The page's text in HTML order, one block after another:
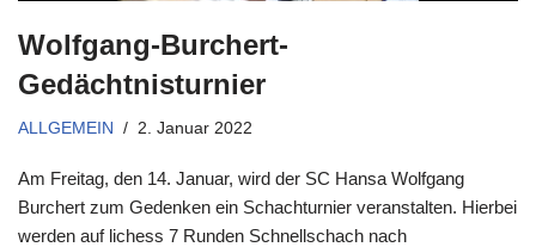
Wolfgang-Burchert-
Gedächtnisturnier
ALLGEMEIN 2. Januar 2022
Am Freitag, den 14. Januar, wird der SC Hansa Wolfgang
Burchert zum Gedenken ein Schachturnier veranstalten. Hierbei
werden auf lichess 7 Runden Schnellschach nach